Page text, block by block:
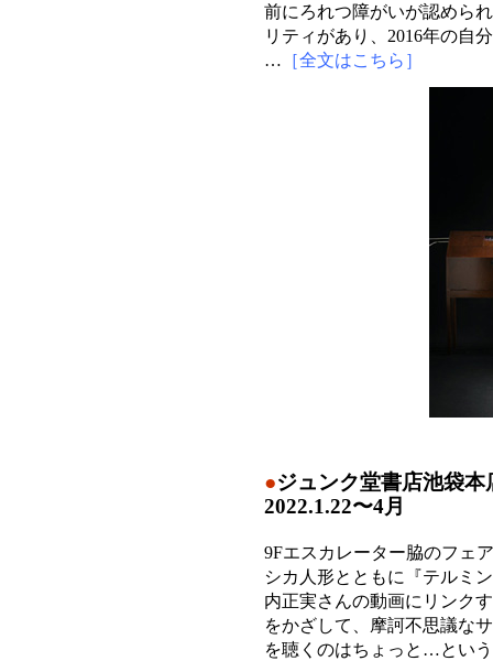
前にろれつ障がいが認めら
リティがあり、2016年の自
… ［全文はこちら］
●ジュンク堂書店池袋
2022.1.22〜4月
9Fエスカレーター脇のフェ
シカ人形とともに『テルミ
内正実さんの動画にリンク
をかざして、摩訶不思議な
を聴くのはちょっと…とい